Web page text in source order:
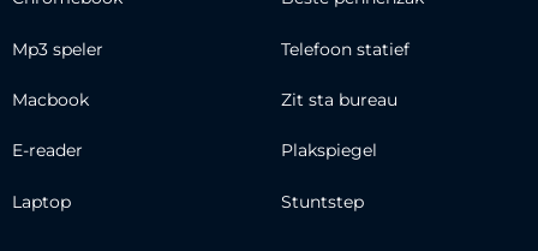
Mp3 speler
Macbook
E-reader
Laptop
Telefoon statief
Zit sta bureau
Plakspiegel
Stuntstep